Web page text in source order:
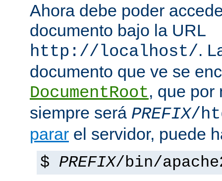
Ahora debe poder
documento bajo la URL
http://localhost/.
documento que ve se
DocumentRoot, que por
siempre será PREFIX/
parar el servidor, puede
$ PREFIX/bin/